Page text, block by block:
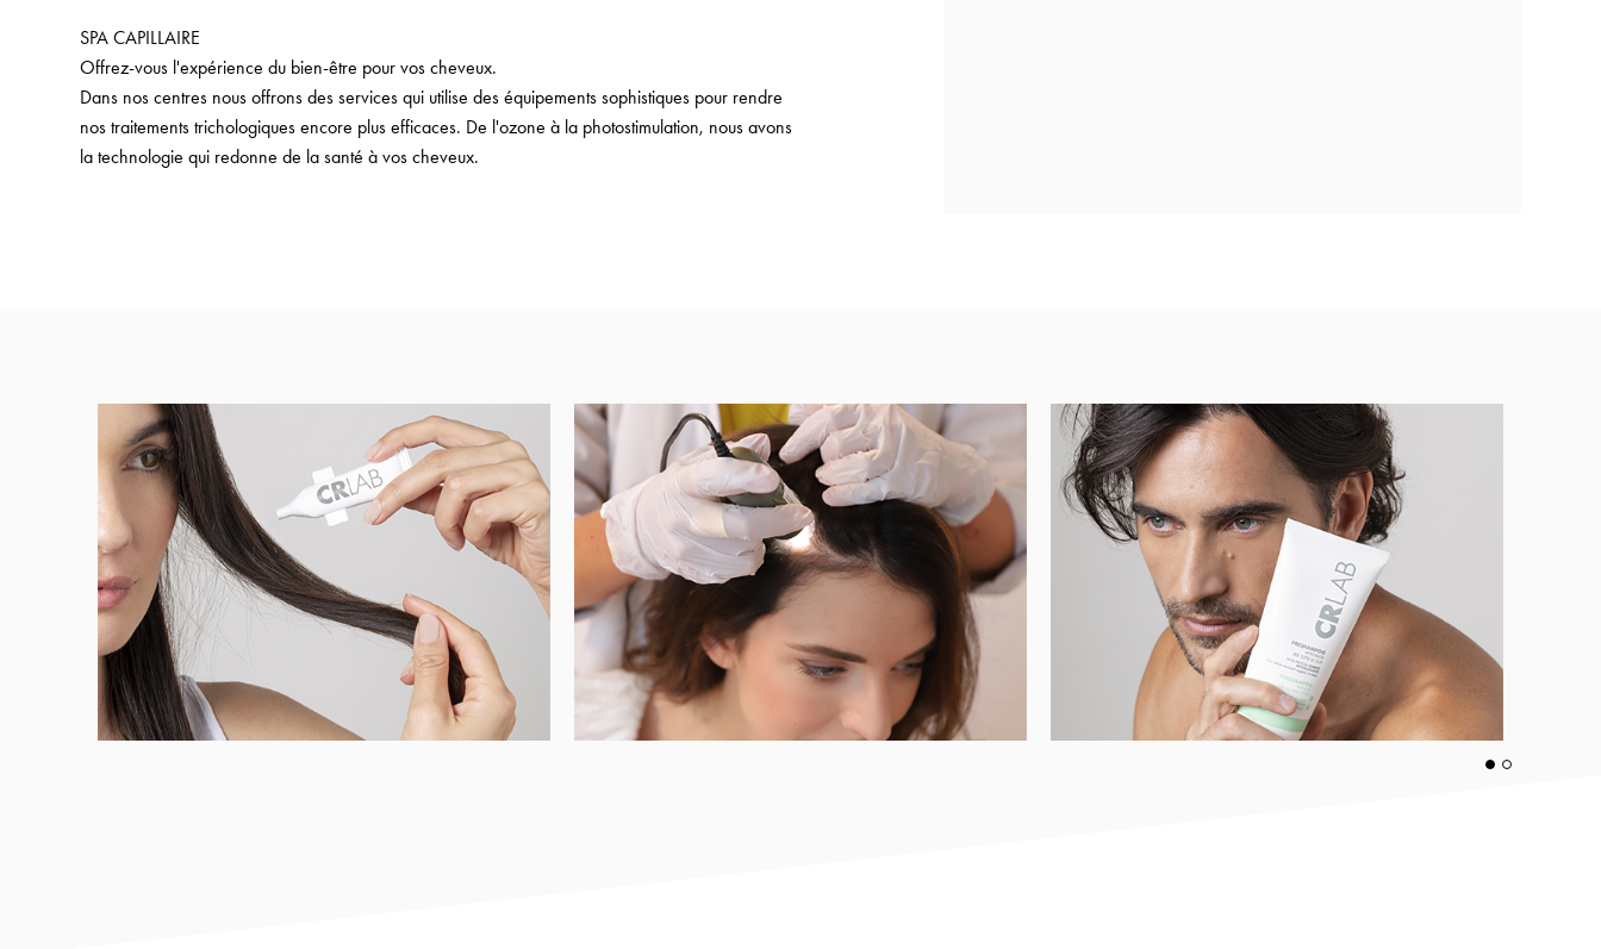
SPA CAPILLAIRE
Offrez-vous l'expérience du bien-être pour vos cheveux.
Dans nos centres nous offrons des services qui utilise des équipements sophistiques pour rendre
nos traitements trichologiques encore plus efficaces. De l'ozone à la photostimulation, nous avons
la technologie qui redonne de la santé à vos cheveux.